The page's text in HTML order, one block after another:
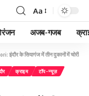
Font
Resizer
Aa
अजब-गजब
इंदौर के सियागंज में तीन दुकानों में चोरी
क्राइम
टॉप-न्यूज़